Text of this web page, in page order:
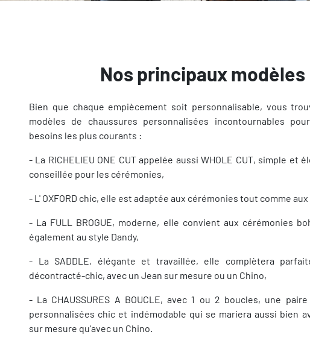
Nos principaux modèles
Bien que chaque empiècement soit personnalisable, vous
modèles de chaussures personnalisées incontournables
besoins les plus courants :
- La RICHELIEU ONE CUT appelée aussi WHOLE CUT, simple et
conseillée pour les cérémonies,
- L' OXFORD chic, elle est adaptée aux cérémonies tout comme
- La FULL BROGUE, moderne, elle convient aux cérémonies
également au style Dandy,
- La SADDLE, élégante et travaillée, elle complètera
décontracté-chic, avec un Jean sur mesure ou un Chino,
- La CHAUSSURES A BOUCLE, avec 1 ou 2 boucles, une
personnalisées chic et indémodable qui se mariera aussi bien
sur mesure qu'avec un Chino.